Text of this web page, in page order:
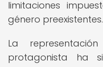
limitaciones
género preexistentes.
La
protagonista ha